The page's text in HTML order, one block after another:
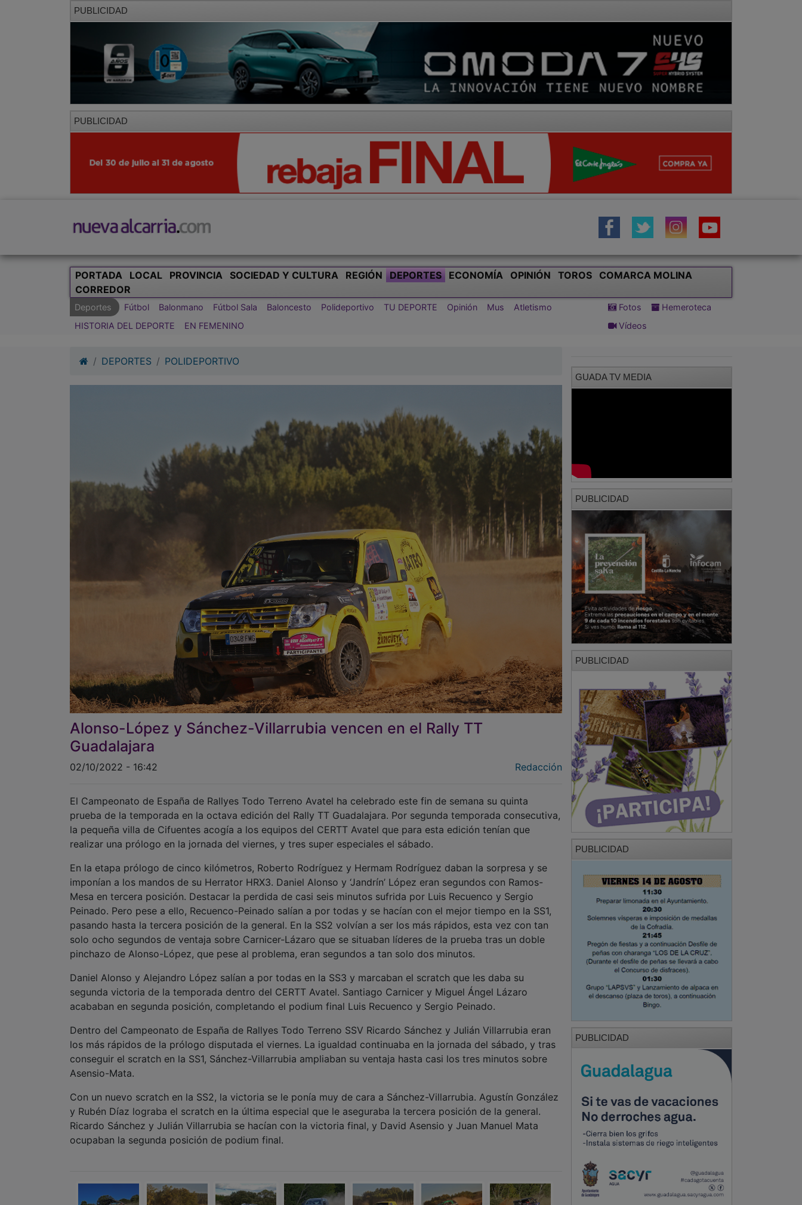
PUBLICIDAD
PUBLICIDAD
PORTADA LOCAL PROVINCIA SOCIEDAD Y CULTURA REGIÓN DEPORTES ECONOMÍA OPINIÓN TOROS
COMARCA MOLINA
CORREDOR
Deportes Fútbol Balonmano Fútbol Sala Baloncesto Polideportivo TU DEPORTE Opinión Mus
Atletismo
HISTORIA DEL DEPORTE
EN FEMENINO
Fotos
Hemeroteca
Vídeos
DEPORTES POLIDEPORTIVO
Alonso-López y Sánchez-Villarrubia vencen en el Rally TT
Guadalajara
02/10/2022 - 16:42 Redacción
El Campeonato de España de Rallyes Todo Terreno Avatel ha celebrado este fin de semana su quinta
prueba de la temporada en la octava edición del Rally TT Guadalajara. Por segunda temporada consecutiva,
la pequeña villa de Cifuentes acogía a los equipos del CERTT Avatel que para esta edición tenían que
realizar una prólogo en la jornada del viernes, y tres super especiales el sábado.
En la etapa prólogo de cinco kilómetros, Roberto Rodríguez y Hermam Rodríguez daban la sorpresa y se
imponían a los mandos de su Herrator HRX3. Daniel Alonso y ‘Jandrín’ López eran segundos con Ramos-
Mesa en tercera posición. Destacar la perdida de casi seis minutos sufrida por Luis Recuenco y Sergio
Peinado. Pero pese a ello, Recuenco-Peinado salían a por todas y se hacían con el mejor tiempo en la SS1,
pasando hasta la tercera posición de la general. En la SS2 volvían a ser los más rápidos, esta vez con tan
solo ocho segundos de ventaja sobre Carnicer-Lázaro que se situaban líderes de la prueba tras un doble
pinchazo de Alonso-López, que pese al problema, eran segundos a tan solo dos minutos.
Daniel Alonso y Alejandro López salían a por todas en la SS3 y marcaban el scratch que les daba su
segunda victoria de la temporada dentro del CERTT Avatel. Santiago Carnicer y Miguel Ángel Lázaro
acababan en segunda posición, completando el podium final Luis Recuenco y Sergio Peinado.
Dentro del Campeonato de España de Rallyes Todo Terreno SSV Ricardo Sánchez y Julián Villarrubia eran
los más rápidos de la prólogo disputada el viernes. La igualdad continuaba en la jornada del sábado, y tras
conseguir el scratch en la SS1, Sánchez-Villarrubia ampliaban su ventaja hasta casi los tres minutos sobre
Asensio-Mata.
Con un nuevo scratch en la SS2, la victoria se le ponía muy de cara a Sánchez-Villarrubia. Agustín González
y Rubén Díaz lograba el scratch en la última especial que le aseguraba la tercera posición de la general.
Ricardo Sánchez y Julián Villarrubia se hacían con la victoria final, y David Asensio y Juan Manuel Mata
ocupaban la segunda posición de podium final.
GUADA TV MEDIA
PUBLICIDAD
PUBLICIDAD
PUBLICIDAD
PUBLICIDAD